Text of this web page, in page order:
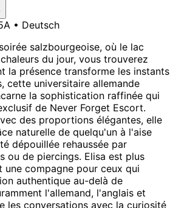
• Deutsch
salzbourgeoise, où le lac
du jour, vous trouverez
la présence transforme les instants
cette universitaire allemande
la sophistication raffinée qui
de Never Forget Escort.
des proportions élégantes, elle
naturelle de quelqu'un à l'aise
dépouillée rehaussée par
ou de piercings. Elisa est plus
une compagne pour ceux qui
authentique au-delà de
l'allemand, l'anglais et
les conversations avec la curiosité